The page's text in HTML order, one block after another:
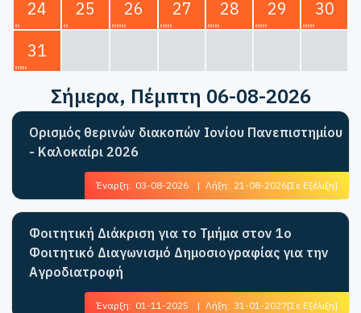
24
25 26 27 28 29
30
31
Σήμερα, Πέμπτη 06-08-2026
Ορισμός θερινών διακοπών Ιονίου Πανεπιστημίου
- Καλοκαίρι 2026
Έναρξη: 03-08-2026 | Λήξη: 21-08-2026[Σε Εξέλιξη]
Φοιτητική Διάκριση για το Τμήμα στον 1ο
Φοιτητικό Διαγωνισμό Δημοσιογραφίας για την
Αγροδιατροφή
Έναρξη: 01-11-2025 | Λήξη: 31-01-2027[Σε Εξέλιξη]